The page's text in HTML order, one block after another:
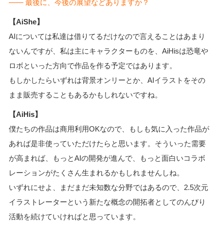
―― 最後に、今後の展望などありますか？
【AiShe】
AIについては私達は借りてるだけなので言えることはあまり
ないんですが、私は主にキャラクターものを、AiHisは恐竜や
ロボといった方向で作品を作る予定ではあります。
もしかしたらいずれは背景オンリーとか、AIイラストをその
まま販売することもあるかもしれないですね。
【AiHis】
僕たちの作品は商用利用OKなので、もしも気に入った作品が
あれば是非使っていただけたらと思います。そういった需要
が高まれば、もっとAIの開発が進んで、もっと面白いコラボ
レーションがたくさん生まれるかもしれませんしね。
いずれにせよ、まだまだ未知数な分野ではあるので、2.5次元
イラストレーターという新たな概念の開拓者としてのんびり
活動を続けていければと思っています。